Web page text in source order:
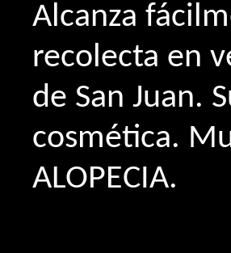
Alcanza
recolecta en
de San Juan.
cosmética.
ALOPECIA.